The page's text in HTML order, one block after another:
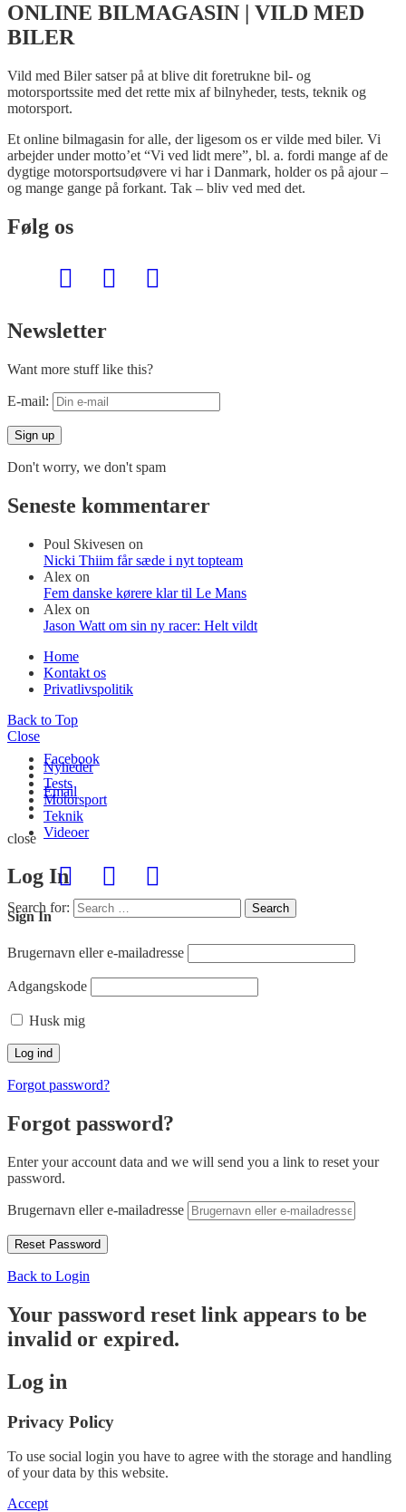
ONLINE BILMAGASIN | VILD MED
BILER
Vild med Biler satser på at blive dit foretrukne bil- og
motorsportssite med det rette mix af bilnyheder, tests, teknik og
motorsport.
Et online bilmagasin for alle, der ligesom os er vilde med biler. Vi
arbejder under motto’et “Vi ved lidt mere”, bl. a. fordi mange af de
dygtige motorsportsudøvere vi har i Danmark, holder os på ajour –
og mange gange på forkant. Tak – bliv ved med det.
Følg os
Newsletter
Want more stuff like this?
E-mail:
Don't worry, we don't spam
Seneste kommentarer
Poul Skivesen on
Nicki Thiim får sæde i nyt topteam
Alex on
Fem danske kørere klar til Le Mans
Alex on
Jason Watt om sin ny racer: Helt vildt
Home
Kontakt os
Privatlivspolitik
Back to Top
Close
Nyheder
Tests
Motorsport
Teknik
Videoer
Search for: Search
Facebook
Email
close
Log In
Sign In
Brugernavn eller e-mailadresse
Adgangskode
Husk mig
Forgot password?
Forgot password?
Enter your account data and we will send you a link to reset your
password.
Brugernavn eller e-mailadresse
Back to Login
Your password reset link appears to be
invalid or expired.
Log in
Privacy Policy
To use social login you have to agree with the storage and handling
of your data by this website.
Accept